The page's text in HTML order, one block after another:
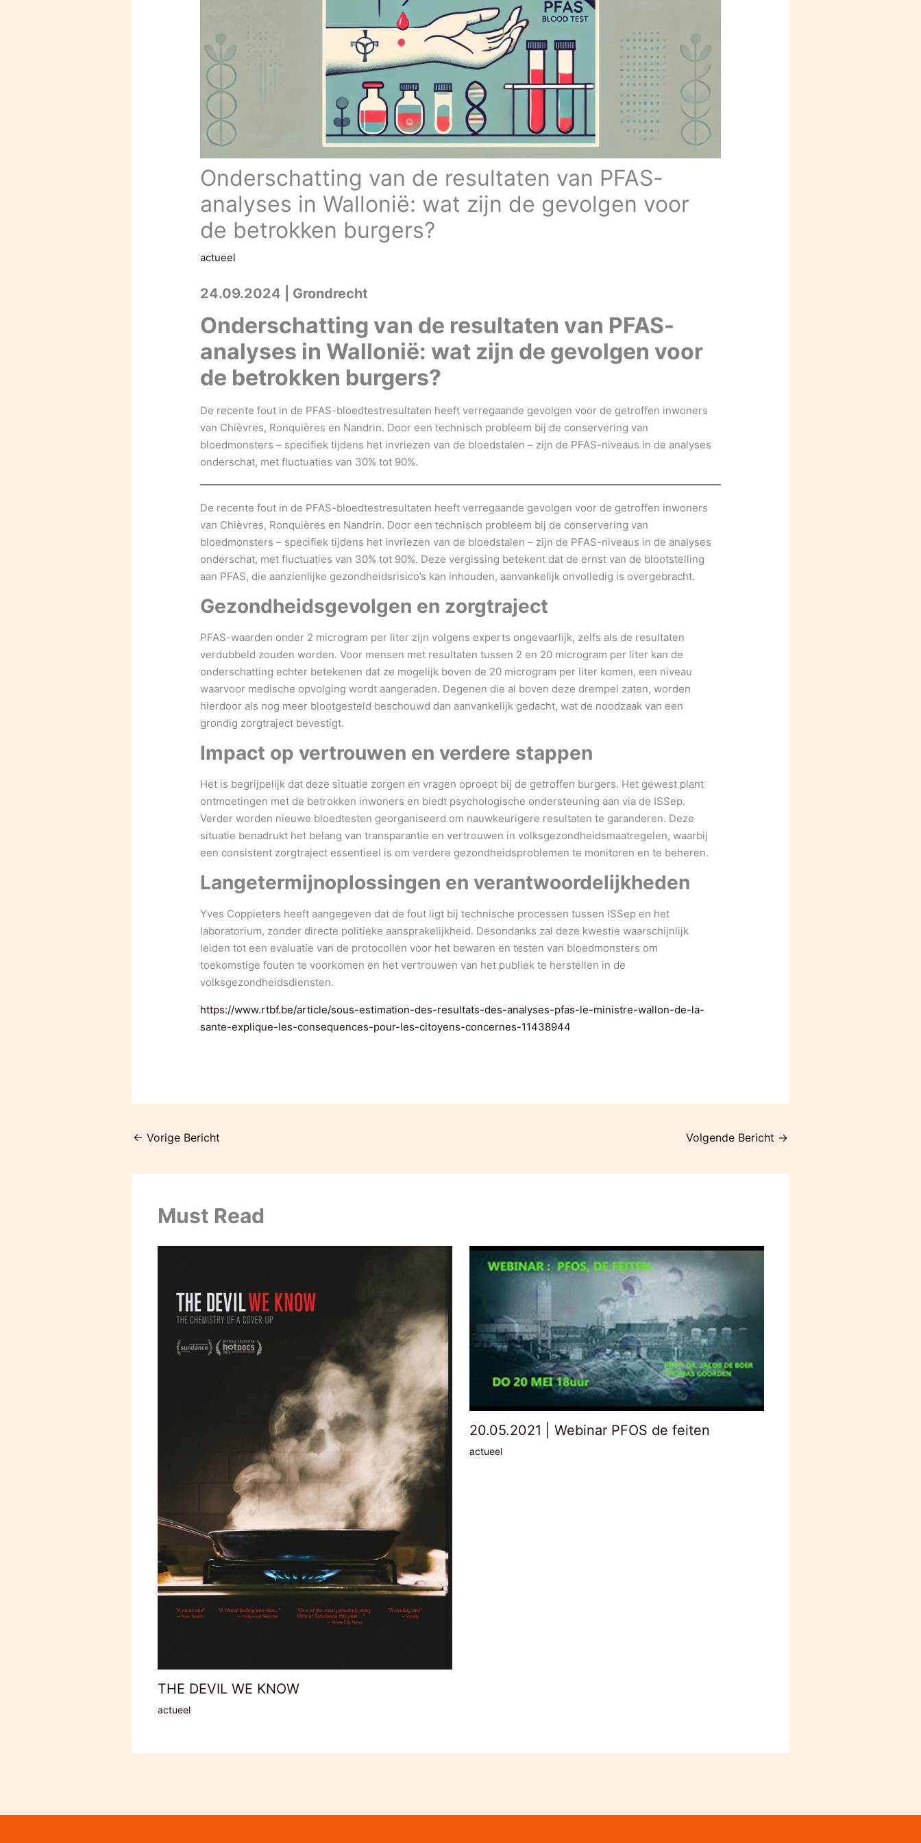
Onderschatting van de resultaten van PFAS-
analyses in Wallonië: wat zijn de gevolgen voor
de betrokken burgers?
actueel
24.09.2024 | Grondrecht
Onderschatting van de resultaten van PFAS-
analyses in Wallonië: wat zijn de gevolgen voor
de betrokken burgers?
De recente fout in de PFAS-bloedtestresultaten heeft verregaande gevolgen voor de getroffen inwoners
van Chièvres, Ronquières en Nandrin. Door een technisch probleem bij de conservering van
bloedmonsters – specifiek tijdens het invriezen van de bloedstalen – zijn de PFAS-niveaus in de analyses
onderschat, met fluctuaties van 30% tot 90%.
De recente fout in de PFAS-bloedtestresultaten heeft verregaande gevolgen voor de getroffen inwoners
van Chièvres, Ronquières en Nandrin. Door een technisch probleem bij de conservering van
bloedmonsters – specifiek tijdens het invriezen van de bloedstalen – zijn de PFAS-niveaus in de analyses
onderschat, met fluctuaties van 30% tot 90%. Deze vergissing betekent dat de ernst van de blootstelling
aan PFAS, die aanzienlijke gezondheidsrisico’s kan inhouden, aanvankelijk onvolledig is overgebracht.
Gezondheidsgevolgen en zorgtraject
PFAS-waarden onder 2 microgram per liter zijn volgens experts ongevaarlijk, zelfs als de resultaten
verdubbeld zouden worden. Voor mensen met resultaten tussen 2 en 20 microgram per liter kan de
onderschatting echter betekenen dat ze mogelijk boven de 20 microgram per liter komen, een niveau
waarvoor medische opvolging wordt aangeraden. Degenen die al boven deze drempel zaten, worden
hierdoor als nog meer blootgesteld beschouwd dan aanvankelijk gedacht, wat de noodzaak van een
grondig zorgtraject bevestigt.
Impact op vertrouwen en verdere stappen
Het is begrijpelijk dat deze situatie zorgen en vragen oproept bij de getroffen burgers. Het gewest plant
ontmoetingen met de betrokken inwoners en biedt psychologische ondersteuning aan via de ISSep.
Verder worden nieuwe bloedtesten georganiseerd om nauwkeurigere resultaten te garanderen. Deze
situatie benadrukt het belang van transparantie en vertrouwen in volksgezondheidsmaatregelen, waarbij
een consistent zorgtraject essentieel is om verdere gezondheidsproblemen te monitoren en te beheren.
Langetermijnoplossingen en verantwoordelijkheden
Yves Coppieters heeft aangegeven dat de fout ligt bij technische processen tussen ISSep en het
laboratorium, zonder directe politieke aansprakelijkheid. Desondanks zal deze kwestie waarschijnlijk
leiden tot een evaluatie van de protocollen voor het bewaren en testen van bloedmonsters om
toekomstige fouten te voorkomen en het vertrouwen van het publiek te herstellen in de
volksgezondheidsdiensten.
https://www.rtbf.be/article/sous-estimation-des-resultats-des-analyses-pfas-le-ministre-wallon-de-la-
sante-explique-les-consequences-pour-les-citoyens-concernes-11438944
← Vorige Bericht Volgende Bericht →
Must Read
THE DEVIL WE KNOW
actueel
20.05.2021 | Webinar PFOS de feiten
actueel